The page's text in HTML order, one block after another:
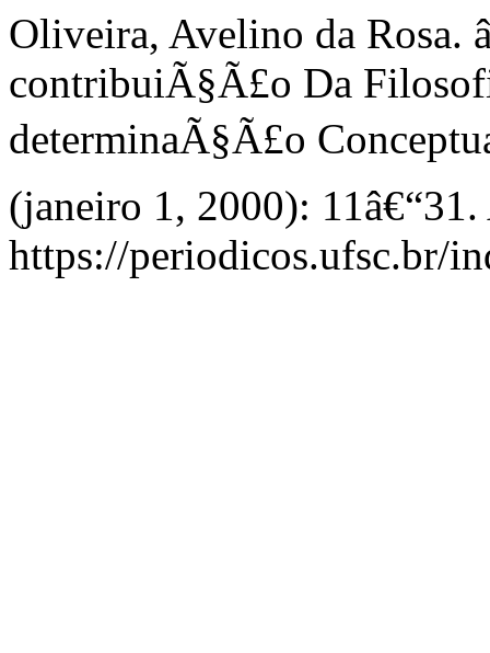
Oliveira, Avelino da Rosa.
contribuiÃ§Ã£o Da
determinaÃ§Ã£o
(janeiro 1, 2000):
https://periodicos.ufsc.br/